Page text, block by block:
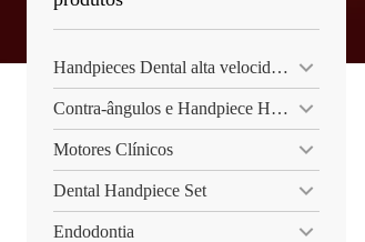
Handpieces Dental alta velocidade
Contra-ângulos e Handpiece Hetero
Motores Clínicos
Dental Handpiece Set
Endodontia